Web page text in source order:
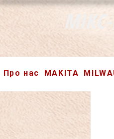
Про нас MAKITA